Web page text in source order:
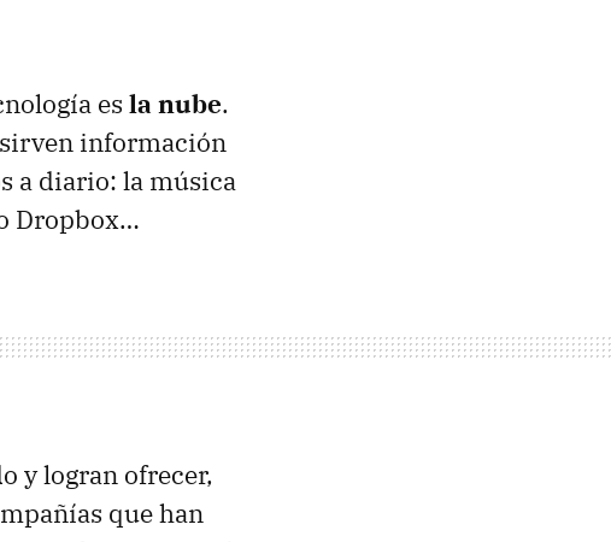
es la nube.
información
a diario: la música
Dropbox…
y logran ofrecer,
que han